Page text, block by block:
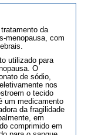
da
menopausa, com
utilizado para
O
de sódio,
nos
o tecido
um medicamento
da fragilidade
em
comprimido em